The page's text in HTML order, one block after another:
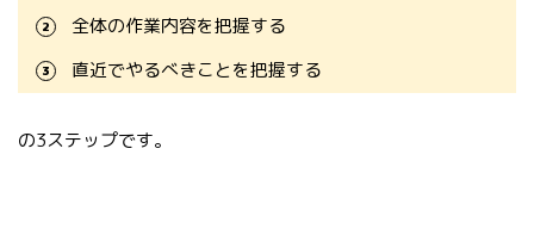
全体の作業内容を把握する
直近でやるべきことを把握する
の3ステップです。